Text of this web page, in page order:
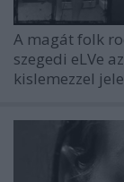
A magát folk
szegedi eLVe
kislemezzel